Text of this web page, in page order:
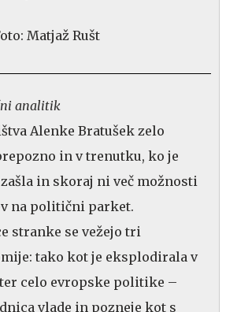
analitik
Alenke Bratušek zelo
in v trenutku, ko je
in skoraj ni več možnosti
na politični parket.
stranke se vežejo tri
tako kot je eksplodirala v
celo evropske politike –
vlade in pozneje kot s